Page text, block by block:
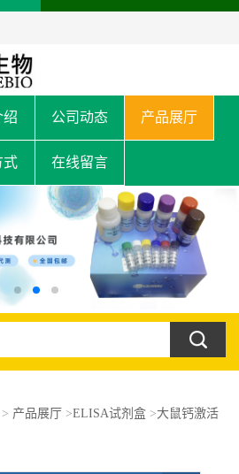
绍 公司动态 产品展厅
式 在线留言
> 产品展厅 >ELISA试剂盒>大鼠钙激活